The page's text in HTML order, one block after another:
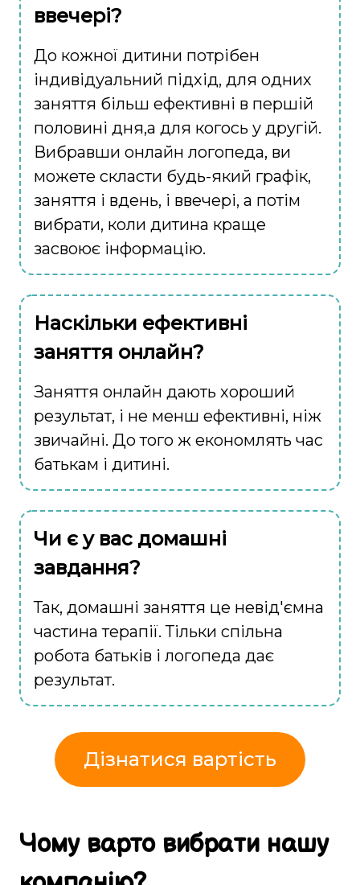
ввечері?
До кожної дитини потрібен
індивідуальний підхід, для одних
заняття більш ефективні в першій
половині дня,а для когось у другій.
Вибравши онлайн логопеда, ви
можете скласти будь-який графік,
заняття і вдень, і ввечері, а потім
вибрати, коли дитина краще
засвоює інформацію.
Наскільки ефективні
заняття онлайн?
Заняття онлайн дають хороший
результат, і не менш ефективні, ніж
звичайні. До того ж економлять час
батькам і дитині.
Чи є у вас домашні
завдання?
Так, домашні заняття це невід'ємна
частина терапії. Тільки спільна
робота батьків і логопеда дає
результат.
Дізнатися вартість
Чому вартовибрати нашу